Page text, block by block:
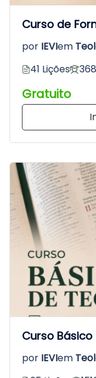
Curso de
por IEVIem
41 Lições
Gratuito
Curso
por IEVIem